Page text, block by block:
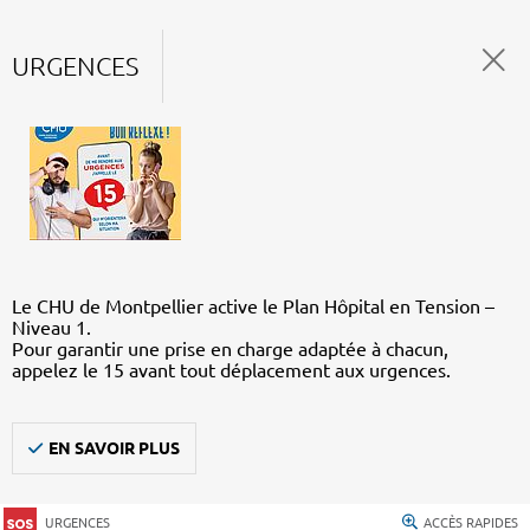
URGENCES
Le CHU de Montpellier active le Plan Hôpital en Tension –
Niveau 1.
Pour garantir une prise en charge adaptée à chacun,
appelez le 15 avant tout déplacement aux urgences.
EN SAVOIR PLUS
URGENCES ACCÈS RAPIDES